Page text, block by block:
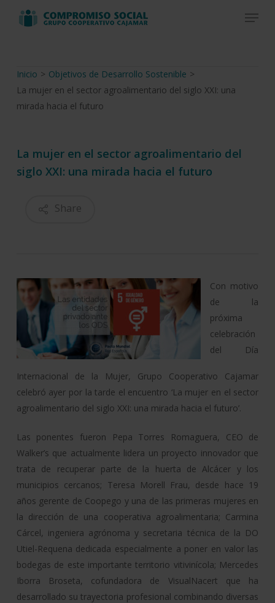
Menu
Inicio > Objetivos de Desarrollo Sostenible >
La mujer en el sector agroalimentario del siglo XXI: una
mirada hacia el futuro
La mujer en el sector agroalimentario del
siglo XXI: una mirada hacia el futuro
Share
Con motivo
de la
próxima
celebración
del Día
Internacional de la Mujer, Grupo Cooperativo Cajamar
celebró ayer por la tarde el encuentro ‘La mujer en el sector
agroalimentario del siglo XXI: una mirada hacia el futuro’.
Las ponentes fueron Pepa Torres Romaguera, CEO de
Walker’s que actualmente lidera un proyecto innovador que
trata de recuperar parte de la huerta de Alcácer y los
municipios cercanos; Teresa Morell Frau, desde hace 19
años gerente de Coopego y una de las primeras mujeres en
la dirección de una cooperativa agroalimentaria; Carmina
Cárcel, ingeniera agrónoma y secretaria técnica de la DO
Utiel-Requena dedicada especialmente a poner en valor las
bodegas de este importante territorio vitivinícola; Mercedes
Iborra Broseta, cofundadora de VisualNacert que ha
desarrollado su trayectoria profesional combinando diversas